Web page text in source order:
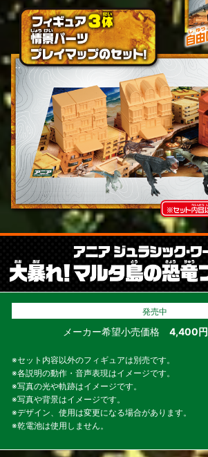
発売中
メーカー希望小売価格 4,400円
※セット内容以外のフィギュアは別売です。
※各説明の動作・音声表現はイメージです。
※写真の光や軌跡はイメージです。
※写真や背景はイメージです。
※デザイン、使用は変更になる場合があります。
※乾電池は使用しません。